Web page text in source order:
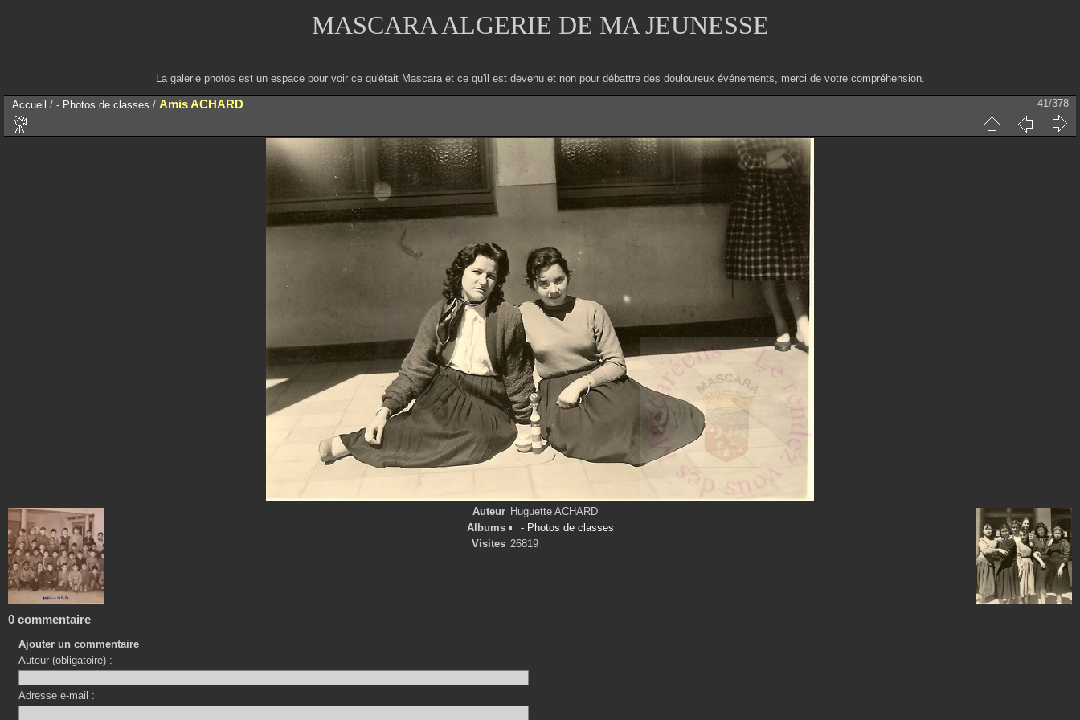
MASCARA ALGERIE DE MA JEUNESSE
La galerie photos est un espace pour voir ce qu'était Mascara et ce qu'il est devenu et non pour débattre des douloureux événements, merci de votre compréhension.
Accueil / - Photos de classes / Amis ACHARD 41/378
Auteur Huguette ACHARD
Albums
- Photos de classes
Visites 26819
0 commentaire
Ajouter un commentaire
Auteur (obligatoire) :
Adresse e-mail :